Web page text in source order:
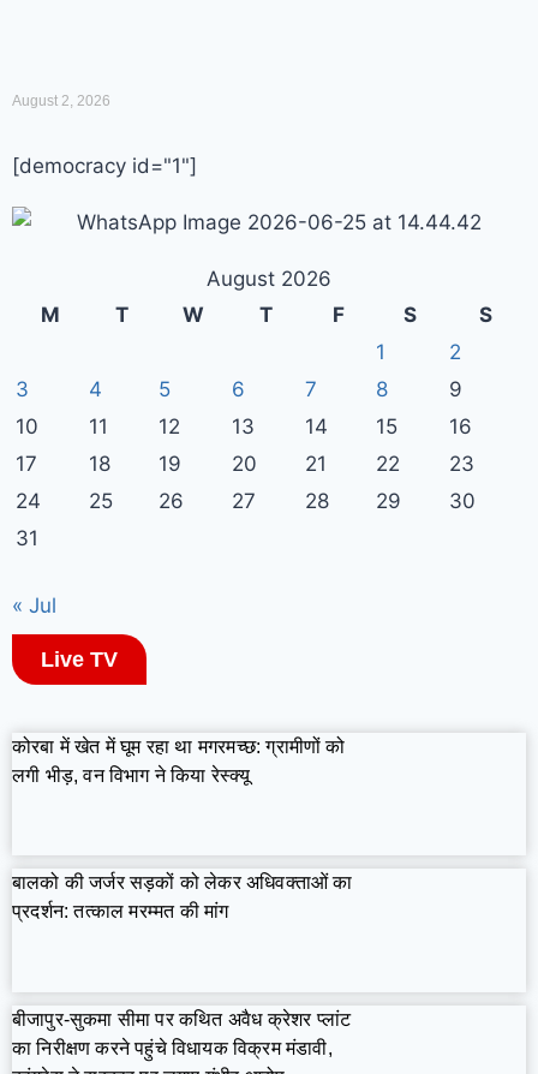
August 2, 2026
[democracy id="1"]
August 2026
M
T W T F S
S
1
2
3
4 5 6 7 8
9
10
11 12 13 14 15
16
17
18 19 20 21 22
23
24
25 26 27 28 29
30
31
« Jul
Live TV
कोरबा में खेत में घूम रहा था मगरमच्छ: ग्रामीणों को
लगी भीड़, वन विभाग ने किया रेस्क्यू
बालको की जर्जर सड़कों को लेकर अधिवक्ताओं का
प्रदर्शन: तत्काल मरम्मत की मांग
बीजापुर-सुकमा सीमा पर कथित अवैध क्रेशर प्लांट
का निरीक्षण करने पहुंचे विधायक विक्रम मंडावी,